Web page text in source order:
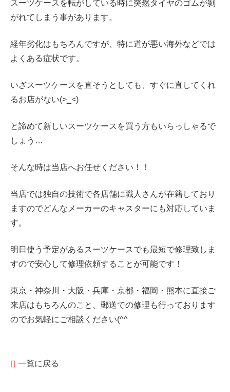
スーツケースを転がしている時に突然タイヤのゴムが剝
がれてしまう事があります。
経年劣化はもちろんですが、特に道が悪い海外などでは
よくある症状です。
いざスーツケースを直そうとしても、すぐに直してくれ
るお店がない(>_<)
と諦めて新しいスーツケースを買う方もいらっしゃるで
しょう…
そんな時は当店へお任せください！！
当店では独自の技術で各店舗に職人さんが在籍しており
ますのでどんなメーカーのキャスターにも対応していま
す。
明日使う予定があるスーツケースでも最短で修理致しま
すので安心して修理依頼することが可能です！
東京・神奈川・大阪・兵庫・京都・福岡・熊本に直接ご
来店はもちろんのこと、郵送での修理も行っております
のでお気軽にご相談ください(^^
一覧に戻る